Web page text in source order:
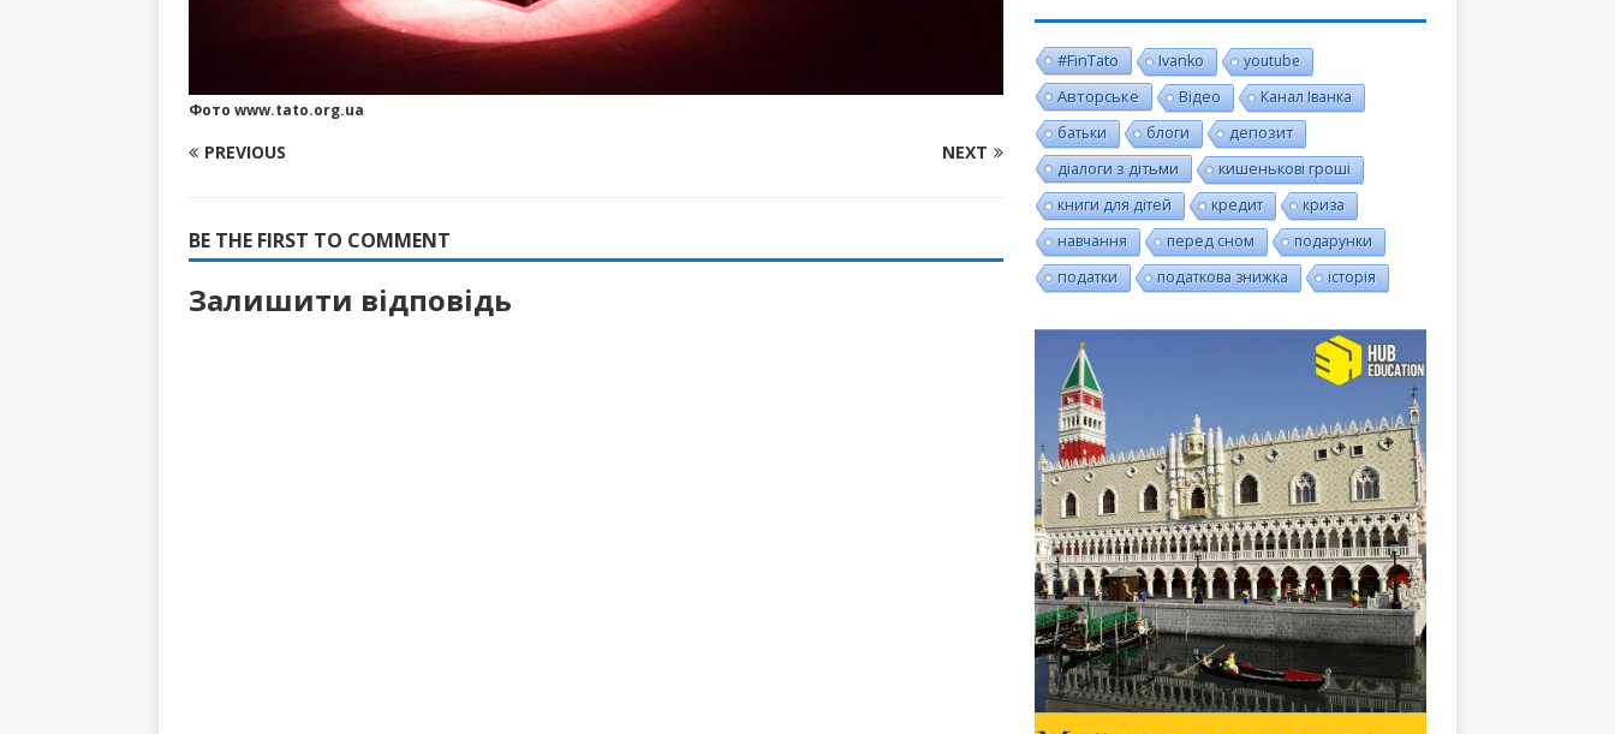
Фото www.tato.org.ua
PREVIOUS NEXT
BE THE FIRST TO COMMENT
Залишити відповідь
#FinTato Ivanko youtube
Авторське Відео
Канал Іванка
батьки
блоги депозит
діалоги з дітьми
кишенькові гроші
книги для дітей
кредит
криза
навчання
перед сном
подарунки
податки
податкова знижка історія